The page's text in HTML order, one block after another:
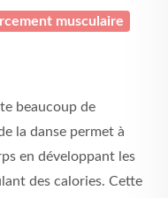
musculaire
beaucoup de
la danse permet à
en développant les
des calories. Cette